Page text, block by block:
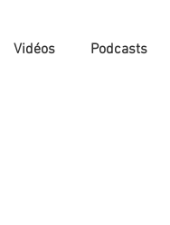
Vidéos Podcasts